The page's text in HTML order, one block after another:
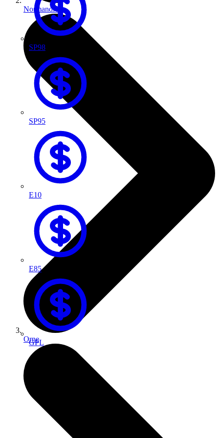
SP98
SP95
E10
E85
GPL
Normandie
Orne